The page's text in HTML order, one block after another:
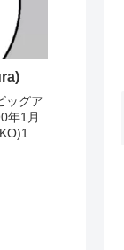
ッグア
年1月